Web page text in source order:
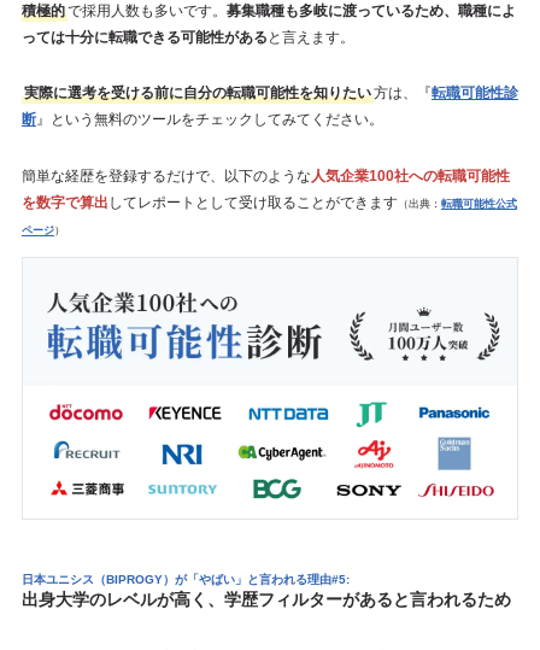
積極的で採用人数も多いです。 募集職種も多岐に渡っているため、職種によ
っては十分に転職できる可能性がある と言えます。
実際に選考を受ける前に自分の転職可能性を知りたい方は、『転職可能性診
断』という無料のツールをチェックしてみてください。
簡単な経歴を登録するだけで、以下のような人気企業100社への転職可能性
を数字で算出 してレポートとして受け取ることができます（出典： 転職可能性公式
ページ）
日本ユニシス（BIPROGY）が「やばい」と言われる理由#5:
出身大学のレベルが高く、学歴フィルターがあると言われるため